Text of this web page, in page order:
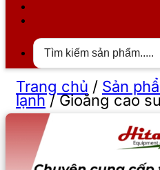
Trang chủ / Sản
lạnh/Gioăng cao